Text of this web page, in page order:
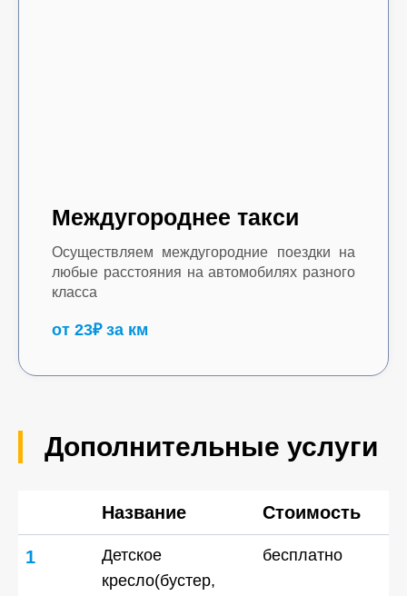
Междугороднее такси
Осуществляем междугородние поездки на
любые расстояния на автомобилях разного
класса
от 23₽ за км
Дополнительные услуги
Название Стоимость
1
Детское
кресло(бустер,
бесплатно